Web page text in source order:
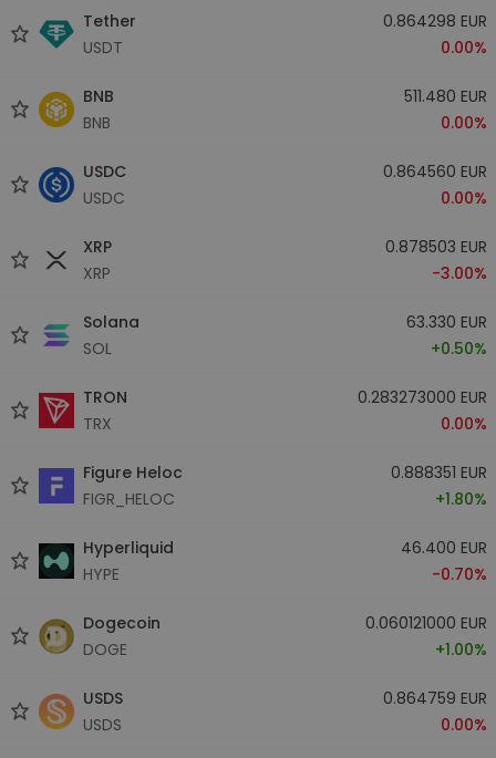
Tether
USDT
0.864298 EUR
0.00%
BNB
BNB
511.480 EUR
0.00%
USDC
USDC
0.864560 EUR
0.00%
XRP
XRP
0.878503 EUR
-3.00%
Solana
SOL
63.330 EUR
+0.50%
TRON
TRX
0.283273000 EUR
0.00%
Figure Heloc
FIGR_HELOC
0.888351 EUR
+1.80%
Hyperliquid
HYPE
46.400 EUR
-0.70%
Dogecoin
DOGE
0.060121000 EUR
+1.00%
USDS
USDS
0.864759 EUR
0.00%